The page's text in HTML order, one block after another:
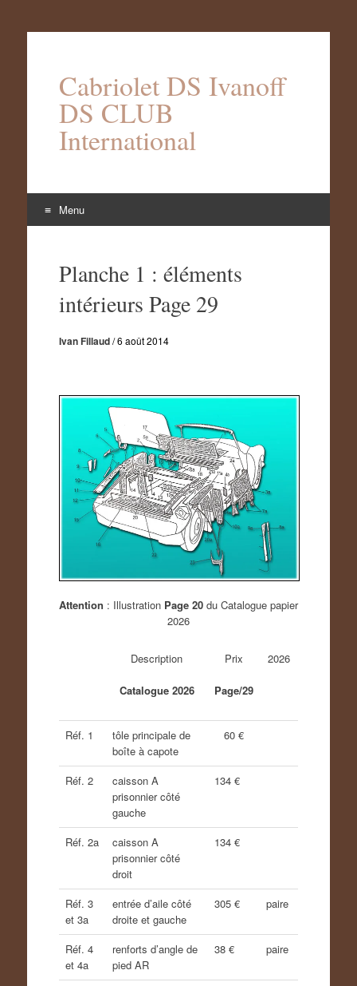
Cabriolet DS Ivanoff
DS CLUB
International
Menu
contenuPlanche 1 : éléments
intérieurs Page 29
Ivan Fillaud/6 août 2014
Attention : Illustration Page 20du Catalogue papier
2026
Description
Catalogue 2026
Prix
Page/29
2026
Réf. 1
tôle principale de
boîte à capote
60 €
Réf. 2
caisson A
prisonnier côté
gauche
134 €
Réf. 2a
caisson A
prisonnier côté
droit
134 €
Réf. 3
et 3a
entrée d’aile côté
droite et gauche
305 € paire
Réf. 4
et 4a
renforts d’angle de
pied AR
38 € paire